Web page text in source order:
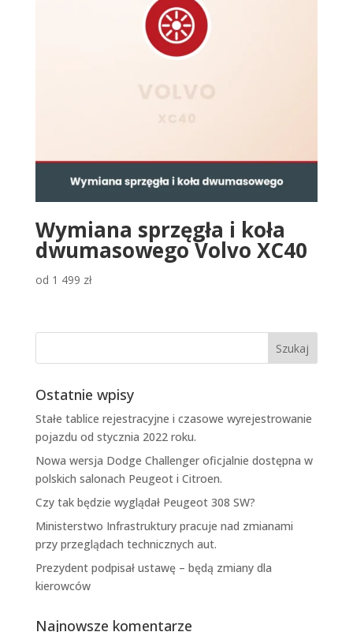
Wymiana sprzęgła i koła
dwumasowego Volvo XC40
od 1 499 zł
Ostatnie wpisy
Stałe tablice rejestracyjne i czasowe wyrejestrowanie
pojazdu od stycznia 2022 roku.
Nowa wersja Dodge Challenger oficjalnie dostępna w
polskich salonach Peugeot i Citroen.
Czy tak będzie wyglądał Peugeot 308 SW?
Ministerstwo Infrastruktury pracuje nad zmianami
przy przeglądach technicznych aut.
Prezydent podpisał ustawę – będą zmiany dla
kierowców
Najnowsze komentarze